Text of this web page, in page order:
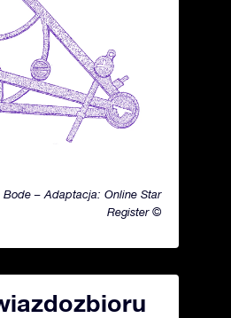
– Adaptacja: Online Star
Register ©